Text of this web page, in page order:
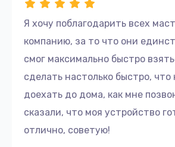
Я хочу поблагодарить всех
компанию, за то что они
смог максимально быстро
сделать настолько быстро, что
доехать до дома, как мне
сказали, что моя устройство
отлично, советую!